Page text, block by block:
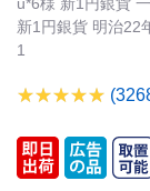
新1円銀貨 明治
1